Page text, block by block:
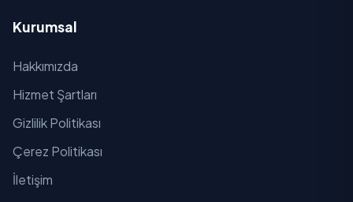
Yeni
Yılmaz
Zafer
Kurumsal
Hakkımızda
Hizmet Şartları
Gizlilik Politikası
Çerez Politikası
İletişim